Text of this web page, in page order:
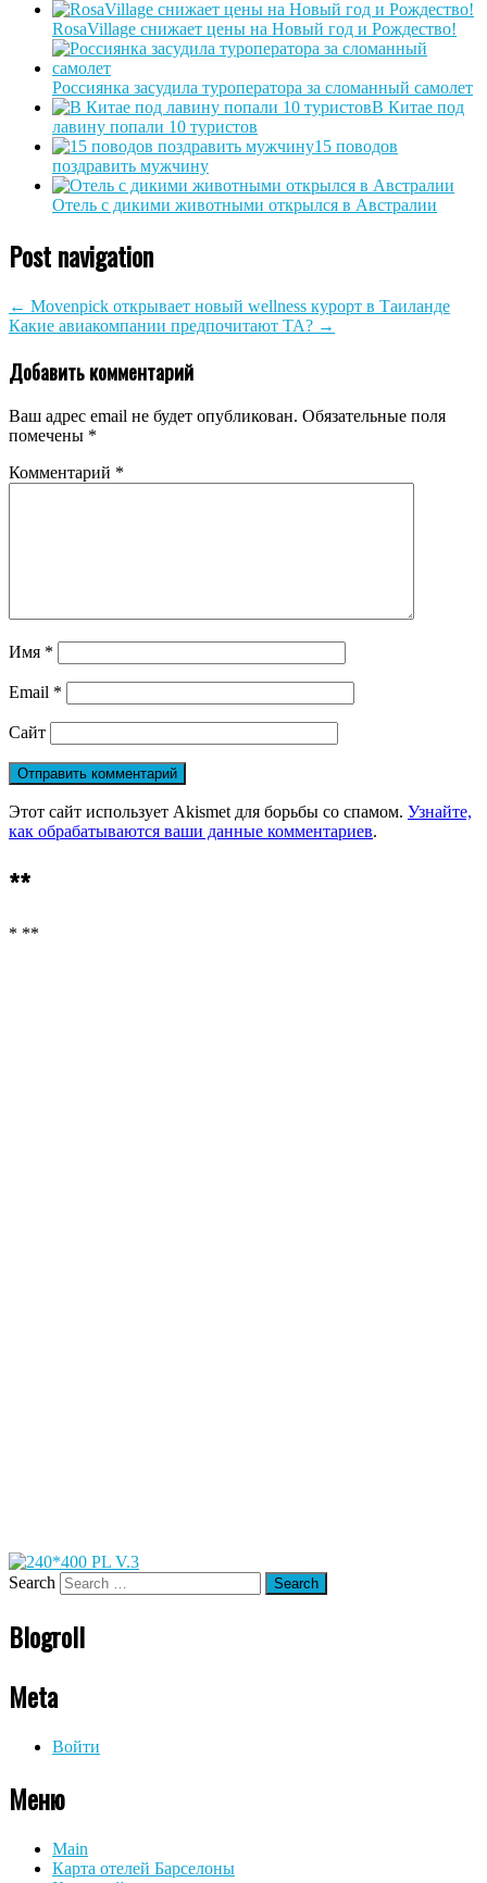
RosaVillage снижает цены на Новый год и Рождество!
Россиянка засудила туроператора за сломанный самолет
В Китае под
лавину попали 10 туристов
15 поводов
поздравить мужчину
Отель с дикими животными открылся в Австралии
Post navigation
← Movenpick открывает новый wellness курорт в Таиланде
Какие авиакомпании предпочитают ТА? →
Добавить комментарий
Ваш адрес email не будет опубликован. Обязательные поля
помечены *
Комментарий *
Имя *
Email *
Сайт
Этот сайт использует Akismet для борьбы со спамом. Узнайте,
как обрабатываются ваши данные комментариев.
**
* **
Search
Blogroll
Meta
Войти
Меню
Main
Карта отелей Барселоны